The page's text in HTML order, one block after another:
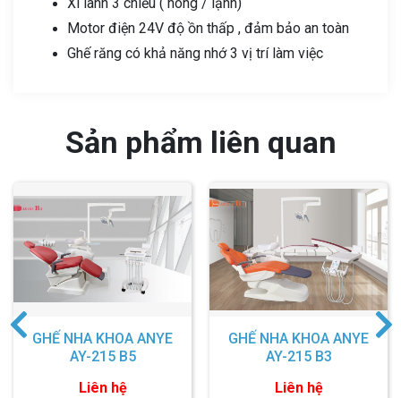
Motor điện 24V độ ồn thấp , đảm bảo an toàn
Ghế răng có khả năng nhớ 3 vị trí làm việc
Sản phẩm liên quan
GHẾ NHA KHOA ANYE
AY-215 B5
Liên hệ
GHẾ NHA KHOA ANYE
AY-215 B3
Liên hệ